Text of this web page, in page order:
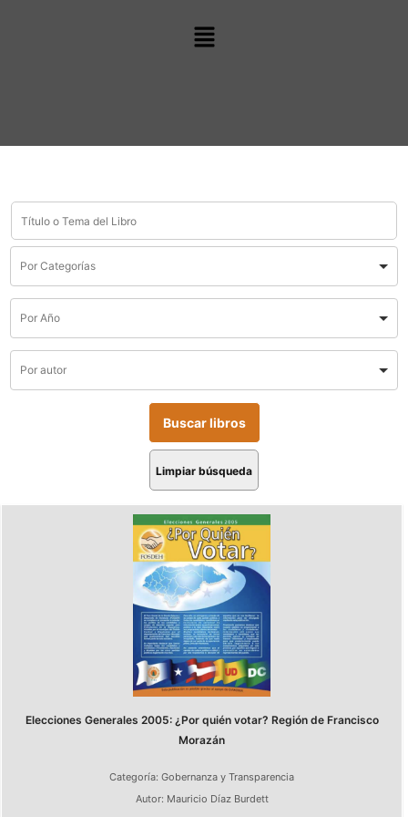
Limpiar búsqueda
Elecciones Generales 2005: ¿Por quién votar? Región de Francisco
Morazán
Categoría: Gobernanza y Transparencia
Autor: Mauricio Díaz Burdett